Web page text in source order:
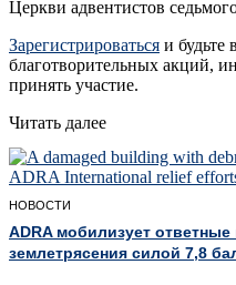
Церкви адвентистов
Зарегистрироваться и будьте
благотворительных акций,
принять участие.
Читать далее
НОВОСТИ
ADRA мобилизует
землетрясения силой 7,8